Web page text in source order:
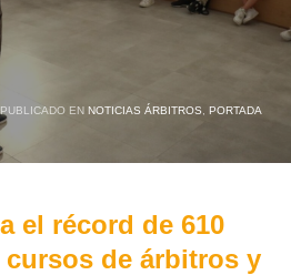
PUBLICADO EN NOTICIAS ÁRBITROS PORTADA
el récord de 610
de árbitros y